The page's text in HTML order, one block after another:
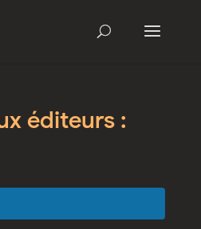
éditeurs :